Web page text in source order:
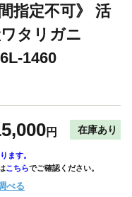
指定不可》 活
タリガニ
1460
円 在庫あり
ます。
こちらでご確認ください。
べる